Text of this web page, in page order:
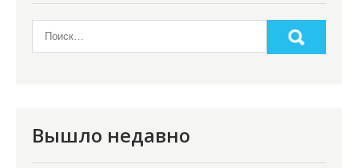
Вышло недавно